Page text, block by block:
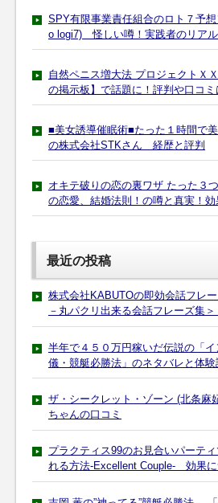
SPY有限事業責任組合のロト７予
o logi7) 怪しい噂！実践者のリアル
自然ペニス増大法 プロジェクトＸ
の掲示板】で話題に！評判や口コミ
■美女誘導催眠術■たった１時間で
の株式会社STKさん 経歴と評判
オキテ破りの恋の裏ワザ たった３
の恋愛、結婚法則！の噂と真実！効
最近の投稿
株式会社KABUTOの即効会話フレ
－丸パクリ出来る会話フレーズ集
半年で４５０万円稼いだ伝説の「
儀・競艇必勝法」のネタバレと体験
ザ・シークレット・ゾーン (北条
ちゃんの口コミ
プラクティス99のお見合いパーテ
れる方法-Excellent Couple- 効果に